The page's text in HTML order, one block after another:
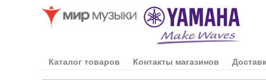
Каталог товаров Контакты магазинов